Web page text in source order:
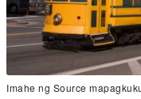
Imahe ng Source